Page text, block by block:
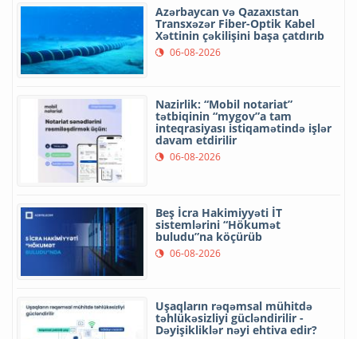
Azərbaycan və Qazaxıstan
Transxəzər Fiber-Optik Kabel
Xəttinin çəkilişini başa çatdırıb
06-08-2026
Nazirlik: “Mobil notariat”
tətbiqinin “mygov”a tam
inteqrasiyası istiqamətində işlər
davam etdirilir
06-08-2026
Beş İcra Hakimiyyəti İT
sistemlərini “Hökumət
buludu”na köçürüb
06-08-2026
Uşaqların rəqəmsal mühitdə
təhlükəsizliyi gücləndirilir -
Dəyişikliklər nəyi ehtiva edir?